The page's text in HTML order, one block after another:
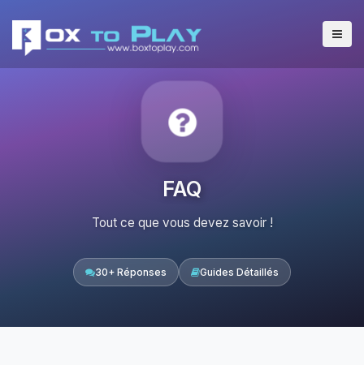
FAQ
Tout ce que vous devez savoir !
30+ Réponses Guides Détaillés